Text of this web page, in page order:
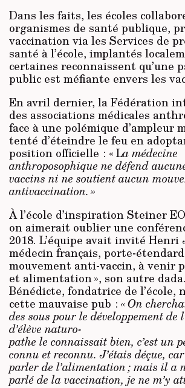
Dans les faits, les écoles
organismes de santé publique,
vaccination via les Services de
santé à l’école, implantés
certaines reconnaissent qu’une
public est méfiante envers les
En avril dernier, la Fédération
des associations médicales
face à une polémique d’ampleur
tenté d’éteindre le feu en
position officielle : « La médecine
anthroposophique ne défend
vaccins ni ne soutient aucun
antivaccination. »
À l’école d’inspiration Steiner
on aimerait oublier une
2018. L’équipe avait invité Henri
médecin français, porte-
mouvement anti-vaccin, à venir
et alimentation », son autre
Bénédicte, fondatrice de l’école,
cette mauvaise pub : « On
des sous pour le développement de
d’élève naturo-
pathe le connaissait bien, c’est un
connu et reconnu. J’étais déçue,
parler de l’alimentation ; mais il a
parlé de la vaccination, je ne m’y